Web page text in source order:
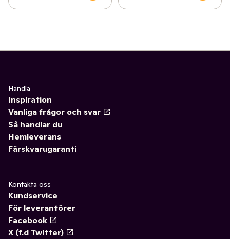
Handla
Inspiration
Vanliga frågor och svar
Så handlar du
Hemleverans
Färskvarugaranti
Kontakta oss
Kundservice
För leverantörer
Facebook
X (f.d Twitter)